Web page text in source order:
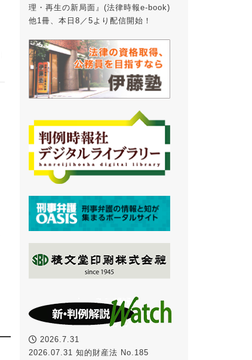
理・再生の新局面』(法律時報e-book)
他1冊、本日8／5より配信開始！
2026.7.31
2026.07.31 知的財産法 No.185